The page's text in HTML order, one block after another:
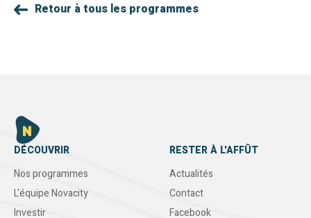
Retour à tous les programmes
DÉCOUVRIR
Nos programmes
L'équipe Novacity
Investir
RESTER À L'AFFÛT
Actualités
Contact
Facebook